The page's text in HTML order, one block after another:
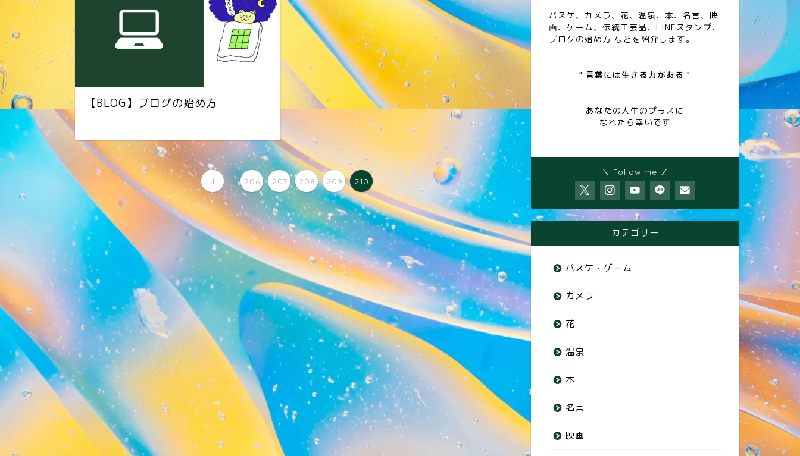
【BLOG】ブログの始め方
1 ... 206 207 208 209 210
【花】
花
【花】
花
バスケ、カメラ、花、温泉、本、名言、映
画、ゲーム、伝統工芸品、LINEスタンプ、
ブログの始め方 などを紹介します。
" 言葉には生きる力がある "
あなたの人生のプラスに
なれたら幸いです
＼ Follow me ／
カテゴリー
バスケ・ゲーム
カメラ
花
温泉
本
名言
映画